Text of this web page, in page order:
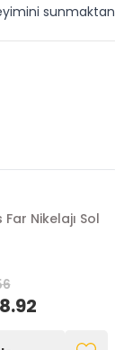
Nikelajı Sol